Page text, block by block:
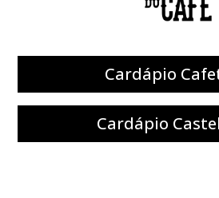
Cardápio
Cardápio